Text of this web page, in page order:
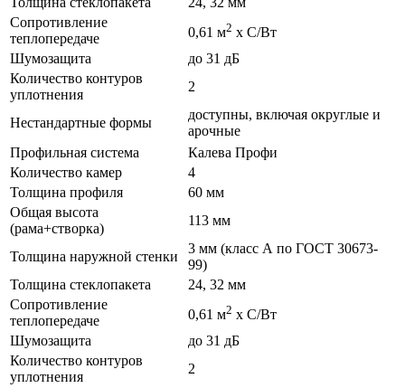
Сопротивление
теплопередаче
0,61 м2 х С/Вт
Шумозащита
до 31 дБ
Количество контуров
уплотнения
2
Нестандартные формы
доступны, включая округлые и
арочные
Профильная система
Калева Профи
Количество камер
4
Толщина профиля
60 мм
Общая высота
(рама+створка)
113 мм
Толщина наружной стенки
3 мм (класс А по ГОСТ 30673-
99)
Толщина стеклопакета
24, 32 мм
Сопротивление
теплопередаче
0,61 м2 х С/Вт
Шумозащита
до 31 дБ
Количество контуров
уплотнения
2